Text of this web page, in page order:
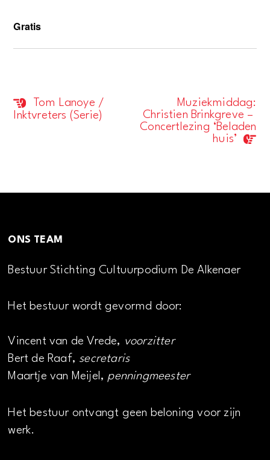
Gratis
Evenement
Tom Lanoye /
Inktvreters (Serie)
Muziekmiddag:
Christien Brinkgreve –
Concertlezing ‘Beladen
huis’
ONS TEAM
Bestuur Stichting Cultuurpodium De Alkenaer
Het bestuur wordt gevormd door:
Vincent van de Vrede, voorzitter
Bert de Raaf, secretaris
Maartje van Meijel, penningmeester
Het bestuur ontvangt geen beloning voor zijn
werk.